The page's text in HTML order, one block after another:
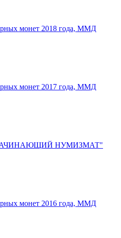
монет 2018 года, ММД
монет 2017 года, ММД
НУМИЗМАТ"
монет 2016 года, ММД